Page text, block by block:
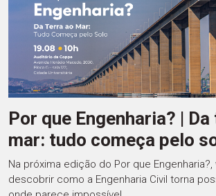
Por que Engenharia? |
mar: tudo começa pelo
Na próxima edição do Por que
descobrir como a Engenharia Civil torna